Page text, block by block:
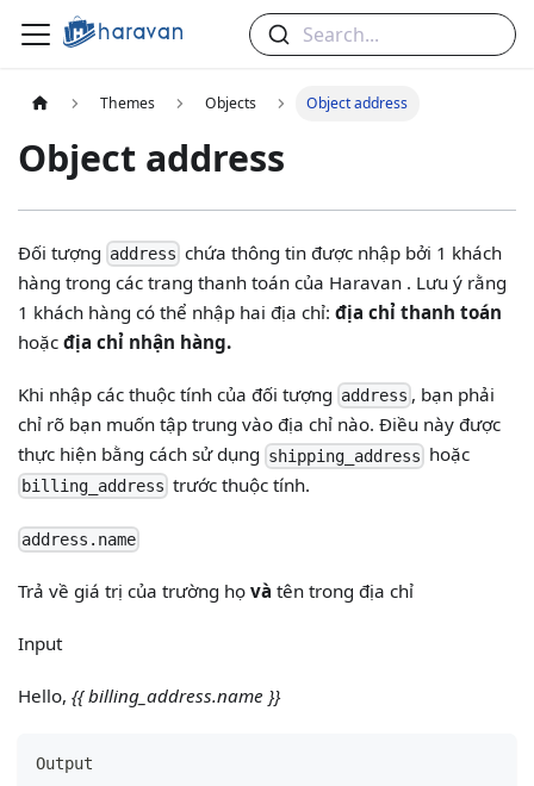
Search...
Themes Objects Object address
Object address
Đối tượng address chứa thông tin được nhập bởi 1 khách
hàng trong các trang thanh toán của Haravan . Lưu ý rằng
1 khách hàng có thể nhập hai địa chỉ:địa chỉ thanh toán
hoặcđịa chỉ nhận hàng.
Khi nhập các thuộc tính của đối tượng address , bạn phải
chỉ rõ bạn muốn tập trung vào địa chỉ nào. Điều này được
thực hiện bằng cách sử dụng shipping_address hoặc
billing_address trước thuộc tính.
address.name
Trả về giá trị của trường họvà tên trong địa chỉ
Input
Hello,{{ billing_address.name }}
Output